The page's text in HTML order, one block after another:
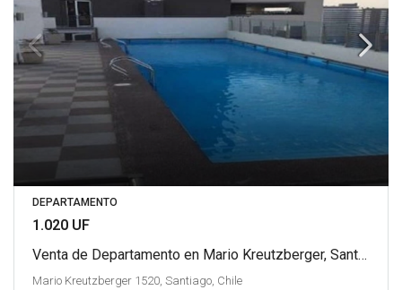
DEPARTAMENTO
1.020 UF
Venta de Departamento en Mario Kreutzberger, Santiago
Mario Kreutzberger 1520, Santiago, Chile